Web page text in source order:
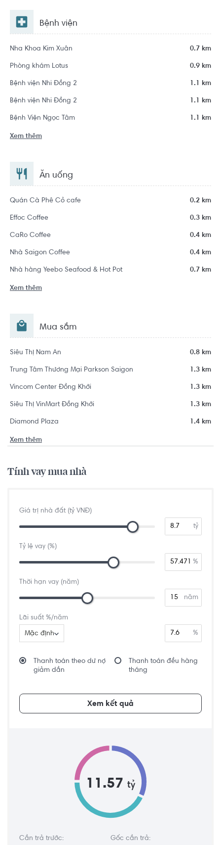
Bệnh viện
Nha Khoa Kim Xuân 0.7 km
Phòng khám Lotus 0.9 km
Bệnh viện Nhi Đồng 2 1.1 km
Bệnh viện Nhi Đồng 2 1.1 km
Bệnh Viện Ngọc Tâm 1.1 km
Xem thêm
Ăn uống
Quán Cà Phê Cỏ cafe 0.2 km
Effoc Coffee 0.3 km
CaRo Coffee 0.4 km
Nhà Saigon Coffee 0.4 km
Nhà hàng Yeebo Seafood & Hot Pot 0.7 km
Xem thêm
Mua sắm
Siêu Thị Nam An 0.8 km
Trung Tâm Thương Mại Parkson Saigon 1.3 km
Vincom Center Đồng Khởi 1.3 km
Siêu Thị VinMart Đồng Khởi 1.3 km
Diamond Plaza 1.4 km
Xem thêm
Tính vay mua nhà
Giá trị nhà đất (tỷ VNĐ)
tỷ
Tỷ lệ vay (%)
%
Thời hạn vay (năm)
năm
Lãi suất %/năm
Mặc định %
Thanh toán theo dư nợ
giảm dần
Thanh toán đều hàng
tháng
Xem kết quả
11.57 tỷ
Cần trả trước: Gốc cần trả: